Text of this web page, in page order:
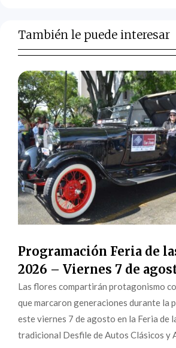
También le puede interesar
Programación Feria de
2026 – Viernes 7 de
Las flores compartirán protagonismo
que marcaron generaciones durante la
este viernes 7 de agosto en la Feria de
tradicional Desfile de Autos Clásicos y